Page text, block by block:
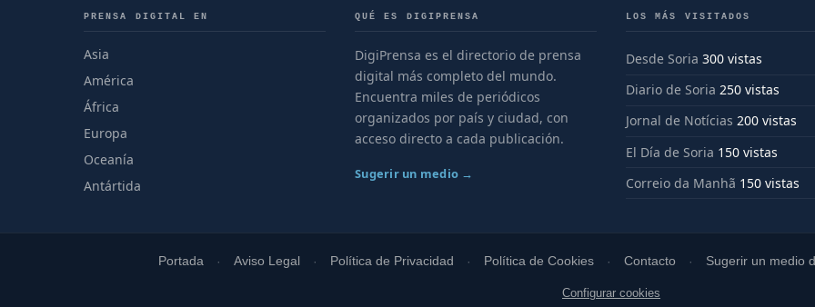
PRENSA DIGITAL EN
Asia
América
África
Europa
Oceanía
Antártida
QUÉ ES DIGIPRENSA
DigiPrensa es el directorio de prensa
digital más completo del mundo.
Encuentra miles de periódicos
organizados por país y ciudad, con
acceso directo a cada publicación.
Sugerir un medio →
LOS MÁS VISITADOS
Desde Soria 300 vistas
Diario de Soria 250 vistas
Jornal de Notícias 200 vistas
El Día de Soria 150 vistas
Correio da Manhã 150 vistas
Portada Aviso Legal Política de Privacidad Política de Cookies Contacto Sugerir un medio
Configurar cookies